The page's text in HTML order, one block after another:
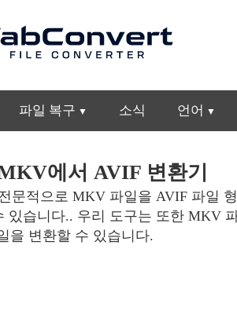
파일 복구 소식 언어
에서 AVIF 변환기
문적으로 MKV 파일을 AVIF 파일
습니다.. 우리 도구는 또한 MKV
을 변환할 수 있습니다.